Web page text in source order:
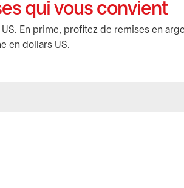
qui vous convient
En prime, profitez de remises en
en dollars US.